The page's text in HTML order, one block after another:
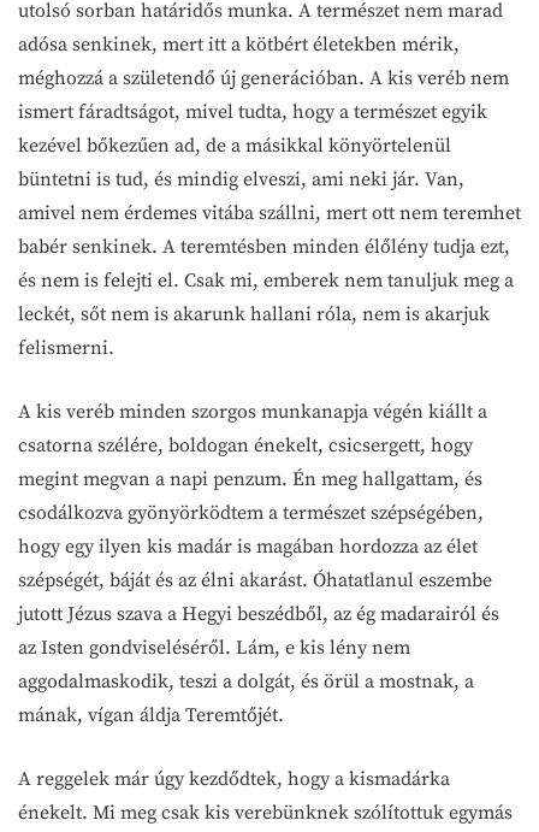
utolsó sorban határidős munka. A természet nem marad
adósa senkinek, mert itt a kötbért életekben mérik,
méghozzá a születendő új generációban. A kis veréb nem
ismert fáradtságot, mivel tudta, hogy a természet egyik
kezével bőkezűen ad, de a másikkal könyörtelenül
büntetni is tud, és mindig elveszi, ami neki jár. Van,
amivel nem érdemes vitába szállni, mert ott nem teremhet
babér senkinek. A teremtésben minden élőlény tudja ezt,
és nem is felejti el. Csak mi, emberek nem tanuljuk meg a
leckét, sőt nem is akarunk hallani róla, nem is akarjuk
felismerni.
A kis veréb minden szorgos munkanapja végén kiállt a
csatorna szélére, boldogan énekelt, csicsergett, hogy
megint megvan a napi penzum. Én meg hallgattam, és
csodálkozva gyönyörködtem a természet szépségében,
hogy egy ilyen kis madár is magában hordozza az élet
szépségét, báját és az élni akarást. Óhatatlanul eszembe
jutott Jézus szava a Hegyi beszédből, az ég madarairól és
az Isten gondviseléséről. Lám, e kis lény nem
aggodalmaskodik, teszi a dolgát, és örül a mostnak, a
mának, vígan áldja Teremtőjét.
A reggelek már úgy kezdődtek, hogy a kismadárka
énekelt. Mi meg csak kis verebünknek szólítottuk egymás